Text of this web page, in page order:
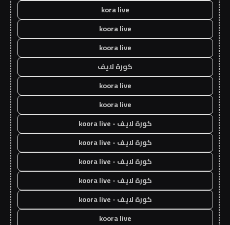
kora live
koora live
koora live
كورة لايف
koora live
koora live
كورة لايف - koora live
كورة لايف - koora live
كورة لايف - koora live
كورة لايف - koora live
كورة لايف - koora live
koora live